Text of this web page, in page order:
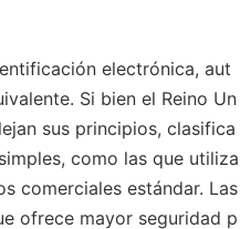
electrónica, aut
Si bien el Reino Un
sus principios, clasifica
como las que utiliza
comerciales estándar. Las
ofrece mayor seguridad p